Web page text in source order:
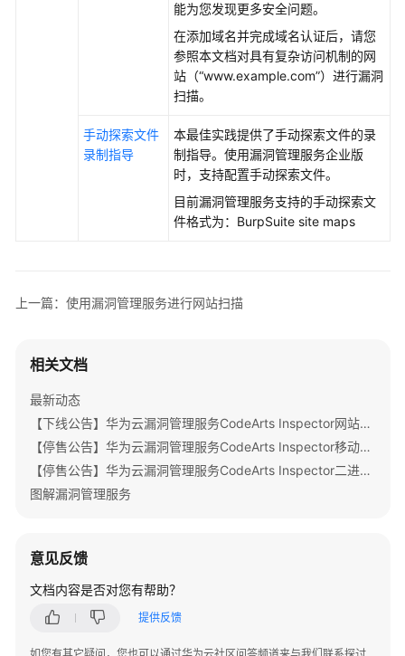
管
务
行
网
站
扫
描
实
能为您发现更多安全问题。
在添加域名并完成域名认证后，请您
参照本文档对具有复杂访问机制的网
站（“www.example.com”）进行漏洞
扫描。
手动探索文件
录制指导
本最佳实践提供了手动探索文件的录
制指导。使用漏洞管理服务企业版
时，支持配置手动探索文件。
目前漏洞管理服务支持的手动探索文
件格式为：BurpSuite site maps
上一篇：使用漏洞管理服务进行网站扫描
相关文档
最新动态
【下线公告】华为云漏洞管理服务CodeArts Inspector网站扫描部分特性下线公告
【停售公告】华为云漏洞管理服务CodeArts Inspector移动应用安全特性停售公告
【停售公告】华为云漏洞管理服务CodeArts Inspector二进制成分分析特性停售公告
图解漏洞管理服务
意见反馈
文档内容是否对您有帮助？
提供反馈